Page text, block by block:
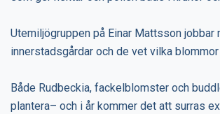
Utemiljögruppen på Einar Mattsson
innerstadsgårdar och de vet vilka
Både Rudbeckia, fackelblomster och
plantera– och i år kommer det att surras